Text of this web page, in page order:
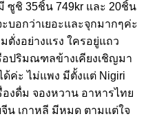
ซูชิ 35ชิ้น 749kr และ 20ชิ้น
ะบอกว่าเยอะและจุกมากๆค่ะ
ตั่งอย่างแรง ใครอยู่แถว
อปริมณฑลข้างเคียงเชิญมา
ด้ค่ะ ไม่แพง มีตั้งแต่ Nigiri
องดื่ม จองหวาน อาหารไทย
จีน เกาหลี มีหมด ตามแต่ใจ